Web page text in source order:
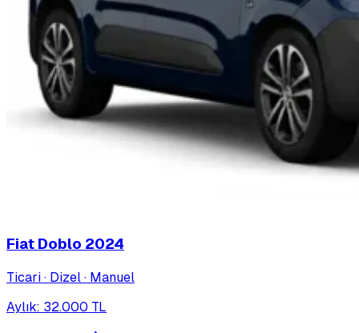
Fiat Doblo 2024
Ticari · Dizel · Manuel
Aylık: 32.000 TL